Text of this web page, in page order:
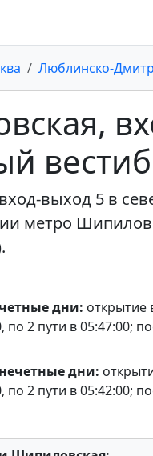
Люблинско-
выход 5 в
метро
дни: открытие
по 2 пути в 05:47:00;
дни:
по 2 пути в 05:42:00;